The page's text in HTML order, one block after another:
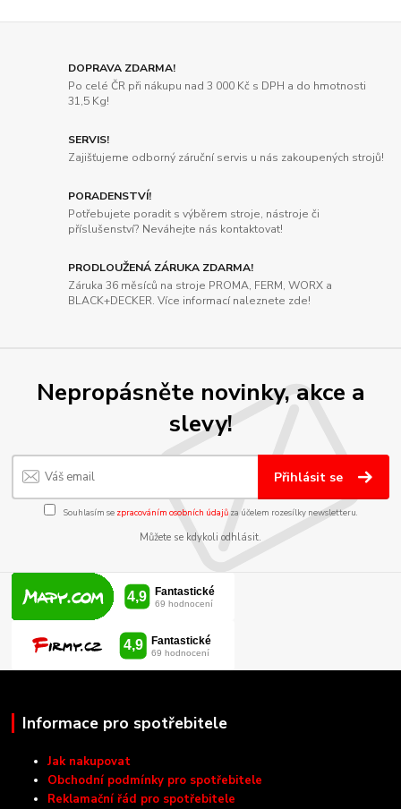
DOPRAVA ZDARMA!
Po celé ČR při nákupu nad 3 000 Kč s DPH a do hmotnosti
31,5 Kg!
SERVIS!
Zajišťujeme odborný záruční servis u nás zakoupených strojů!
PORADENSTVÍ!
Potřebujete poradit s výběrem stroje, nástroje či
příslušenství? Neváhejte nás kontaktovat!
PRODLOUŽENÁ ZÁRUKA ZDARMA!
Záruka 36 měsíců na stroje PROMA, FERM, WORX a
BLACK+DECKER. Více informací naleznete zde!
Nepropásněte novinky, akce a
slevy!
Přihlásit se
Souhlasím se zpracováním osobních údajůza účelem rozesílky newsletteru.
Můžete se kdykoli odhlásit.
Informace pro spotřebitele
Jak nakupovat
Obchodní podmínky pro spotřebitele
Reklamační řád pro spotřebitele